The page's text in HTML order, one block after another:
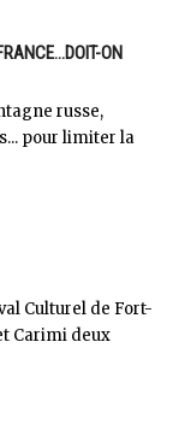
ON
russe,
pour limiter la
Culturel de Fort-
Carimi deux